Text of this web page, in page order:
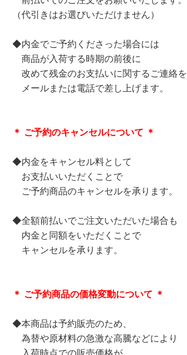
（代引きはお選びいただけません）
◆内金でご予約くださった場合には
商品が入荷する時期の前後に
改めて残金のお支払いに関するご連絡を
メールまたは電話で差し上げます。
＊ ご予約のキャンセルについて ＊
◆内金をキャンセル料として
お支払いいただくことで
ご予約商品のキャンセルを承ります。
◆全額前払いでご注文いただいた場合も
内金と同額をいただくことで
キャンセルを承ります。
＊ ご予約商品の価格変動について ＊
◆本商品は予約販売のため、
為替や原材料の急激な高騰などにより
入荷時点での販売価格が